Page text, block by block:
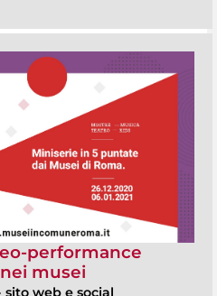
performance
musei
sito web e social